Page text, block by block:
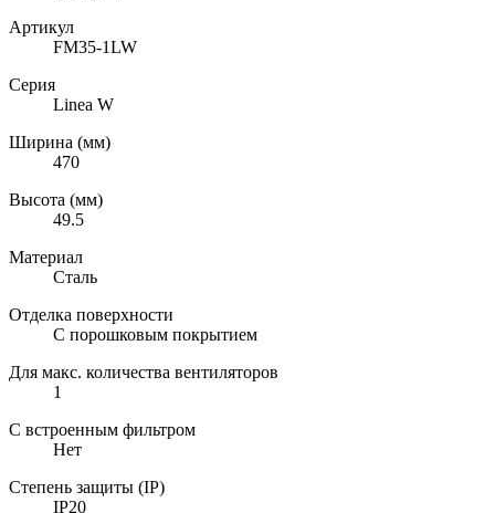
Артикул
FM35-1LW
Серия
Linea W
Ширина (мм)
470
Высота (мм)
49.5
Материал
Сталь
Отделка поверхности
С порошковым покрытием
Для макс. количества вентиляторов
1
С встроенным фильтром
Нет
Степень защиты (IP)
IP20